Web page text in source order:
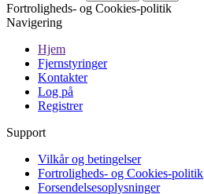
Fortroligheds- og Cookies-politik
Navigering
Hjem
Fjernstyringer
Kontakter
Log på
Registrer
Support
Vilkår og betingelser
Fortroligheds- og Cookies-politik
Forsendelsesoplysninger